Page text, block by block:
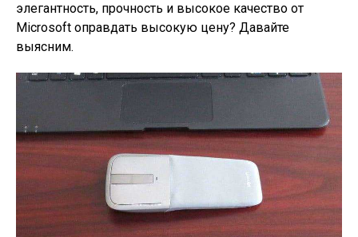
элегантность, прочность и высокое качество от
Microsoft оправдать высокую цену? Давайте
выясним.